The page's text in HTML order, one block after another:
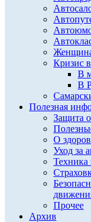
Кризис
В
В
Полезная
Защита
О
Уход за
Техника
Прочее
Архив